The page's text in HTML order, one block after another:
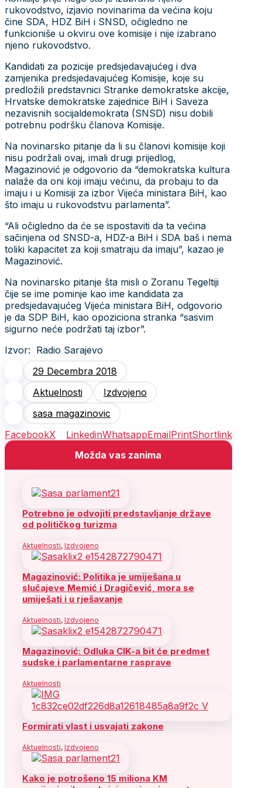
rukovodstvo, izjavio novinarima da većina koju
čine SDA, HDZ BiH i SNSD, očigledno ne
funkcioniše u okviru ove komisije i nije izabrano
njeno rukovodstvo.
Kandidati za pozicije predsjedavajućeg i dva
zamjenika predsjedavajućeg Komisije, koje su
predložili predstavnici Stranke demokratske akcije,
Hrvatske demokratske zajednice BiH i Saveza
nezavisnih socijaldemokrata (SNSD) nisu dobili
potrebnu podršku članova Komisije.
Na novinarsko pitanje da li su članovi komisije koji
nisu podržali ovaj, imali drugi prijedlog,
Magazinović je odgovorio da “demokratska kultura
nalaže da oni koji imaju većinu, da probaju to da
imaju i u Komisiji za izbor Vijeća ministara BiH, kao
što imaju u rukovodstvu parlamenta”.
“Ali očigledno da će se ispostaviti da ta većina
sačinjena od SNSD-a, HDZ-a BiH i SDA baš i nema
toliki kapacitet za koji smatraju da imaju”, kazao je
Magazinović.
Na novinarsko pitanje šta misli o Zoranu Tegeltiji
čije se ime pominje kao ime kandidata za
predsjedavajućeg Vijeća ministara BiH, odgovorio
je da SDP BiH, kao opoziciona stranka “sasvim
sigurno neće podržati taj izbor”.
Izvor: Radio Sarajevo
29 Decembra 2018
Aktuelnosti
Izdvojeno
sasa magazinovic
FacebookX LinkedinWhatsappEmailPrintShortlink
Možda vas zanima
Potrebno je odvojiti predstavljanje države
od političkog turizma
Aktuelnosti, Izdvojeno
Magazinović: Politika je umiješana u
slučajeve Memić i Dragičević, mora se
umiješati i u rješavanje
Aktuelnosti, Izdvojeno
Magazinović: Odluka CIK-a bit će predmet
sudske i parlamentarne rasprave
Aktuelnosti
Formirati vlast i usvajati zakone
Aktuelnosti, Izdvojeno
Kako je potrošeno 15 miliona KM